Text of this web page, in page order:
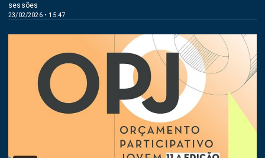
23/02/2026 • 15:47
sessões